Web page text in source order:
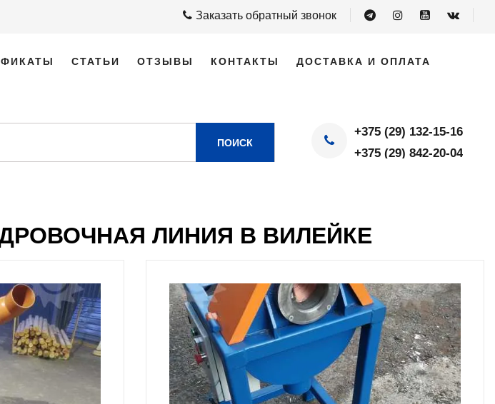
Заказать обратный звонок
СТАТЬИ ОТЗЫВЫ КОНТАКТЫ
ДОСТАВКА И ОПЛАТА
ПОИСК
+375 (29) 132-15-16
+375 (29) 842-20-04
ЛИНИЯ В ВИЛЕЙКЕ